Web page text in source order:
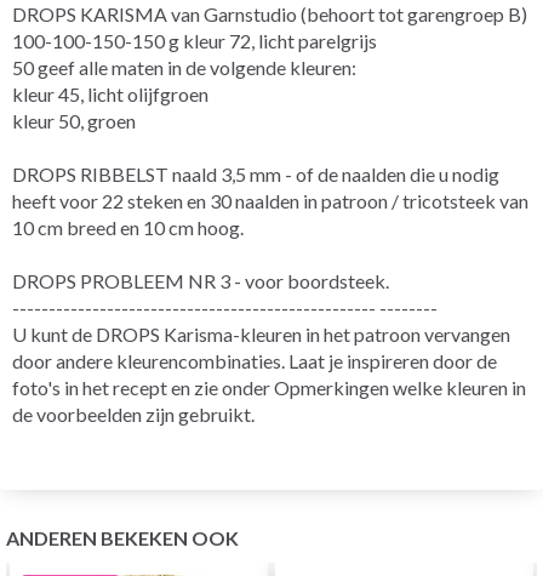
DROPS KARISMA van Garnstudio (behoort tot garengroep B)
100-100-150-150 g kleur 72, licht parelgrijs
50 geef alle maten in de volgende kleuren:
kleur 45, licht olijfgroen
kleur 50, groen
DROPS RIBBELST naald 3,5 mm - of de naalden die u nodig
heeft voor 22 steken en 30 naalden in patroon / tricotsteek van
10 cm breed en 10 cm hoog.
DROPS PROBLEEM NR 3 - voor boordsteek.
-------------------------------------------------- --------
U kunt de DROPS Karisma-kleuren in het patroon vervangen
door andere kleurencombinaties. Laat je inspireren door de
foto's in het recept en zie onder Opmerkingen welke kleuren in
de voorbeelden zijn gebruikt.
ANDEREN BEKEKEN OOK